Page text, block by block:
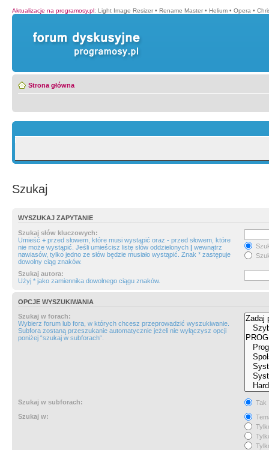
Aktualizacje na programosy.pl: Light Image Resizer • Rename Master • Helium • Opera •
Strona główna
Szukaj
WYSZUKAJ ZAPYTANIE
Szukaj słów kluczowych:
Umieść + przed słowem, które musi wystąpić oraz - przed słowem, które
nie może wystąpić. Jeśli umieścisz listę słów oddzielonych | wewnątrz
nawiasów, tylko jedno ze słów będzie musiało wystąpić. Znak * zastępuje
dowolny ciąg znaków.
Szukaj autora:
Użyj * jako zamiennika dowolnego ciągu znaków.
OPCJE WYSZUKIWANIA
Szukaj w forach:
Wybierz forum lub fora, w których chcesz przeprowadzić wyszukiwanie.
Subfora zostaną przeszukanie automatycznie jeżeli nie wyłączysz opcji
poniżej “szukaj w subforach“.
Szukaj w subforach:
Tak
Szukaj w: